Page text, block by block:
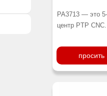
PA3713 — это
центр PTP
сверление,
боковое
Особенно
деревянных
просить